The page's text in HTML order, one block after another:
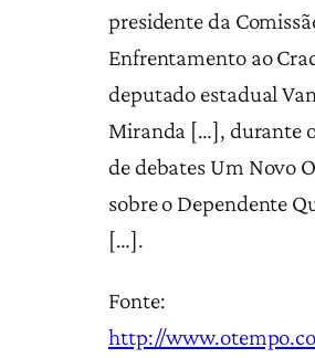
presidente da
Enfrentamento ao
deputado estadual
Miranda […], durante
de debates Um Novo
sobre o Dependente
[…].
Fonte:
http://